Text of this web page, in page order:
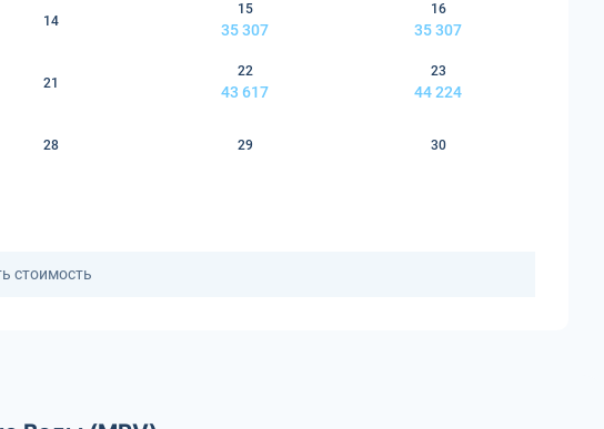
14
15
35 307
16
35 307
21
22
43 617
23
44 224
28 29 30
стоимость